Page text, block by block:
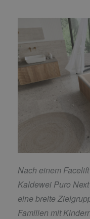
Nach einem
Kaldewei Puro
eine breite
Familien mit